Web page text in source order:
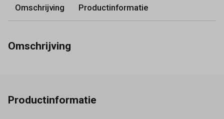
Omschrijving Productinformatie
Omschrijving
Productinformatie